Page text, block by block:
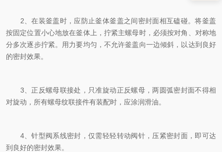
2、在装釜盖时，应防止釜体釜盖之间密封面相互磕碰。将釜盖
按固定位置小心地放在釜体上，拧紧主螺母时，必须按对角、对称地
分多次逐步拧紧。用力要均匀，不允许釜盖向一边倾斜，以达到良好
的密封效果。
3、正反螺母联接处，只准旋动正反螺母，两圆弧密封面不得相
对旋动，所有螺母纹联接件有装配时，应涂润滑油。
4、针型阀系线密封，仅需轻轻转动阀针，压紧密封面，即可达
到良好的密封效果。